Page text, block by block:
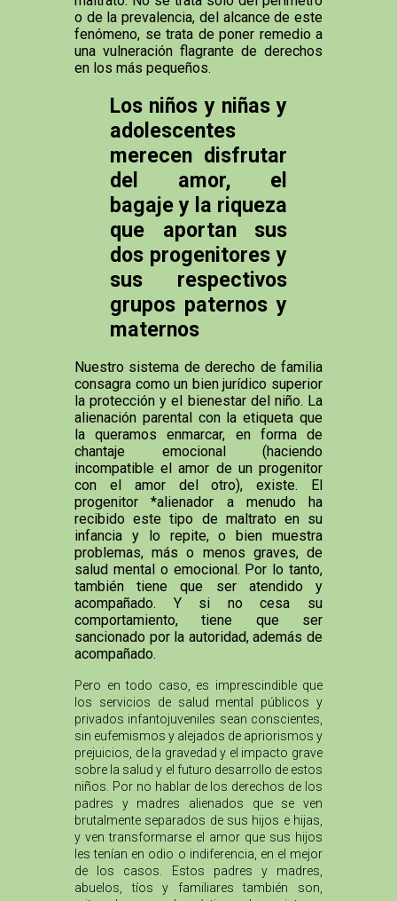
o de la prevalencia, del alcance de este
fenómeno, se trata de poner remedio a
una vulneración flagrante de derechos
en los más pequeños.
Los niños y niñas y
adolescentes
merecen disfrutar
del amor, el
bagaje y la riqueza
que aportan sus
dos progenitores y
sus respectivos
grupos paternos y
maternos
Nuestro sistema de derecho de familia
consagra como un bien jurídico superior
la protección y el bienestar del niño. La
alienación parental con la etiqueta que
la queramos enmarcar, en forma de
chantaje emocional (haciendo
incompatible el amor de un progenitor
con el amor del otro), existe. El
progenitor *alienador a menudo ha
recibido este tipo de maltrato en su
infancia y lo repite, o bien muestra
problemas, más o menos graves, de
salud mental o emocional. Por lo tanto,
también tiene que ser atendido y
acompañado. Y si no cesa su
comportamiento, tiene que ser
sancionado por la autoridad, además de
acompañado.
Pero en todo caso, es imprescindible que
los servicios de salud mental públicos y
privados infantojuveniles sean conscientes,
sin eufemismos y alejados de apriorismos y
prejuicios, de la gravedad y el impacto grave
sobre la salud y el futuro desarrollo de estos
niños. Por no hablar de los derechos de los
padres y madres alienados que se ven
brutalmente separados de sus hijos e hijas,
y ven transformarse el amor que sus hijos
les tenían en odio o indiferencia, en el mejor
de los casos. Estos padres y madres,
abuelos, tíos y familiares también son,